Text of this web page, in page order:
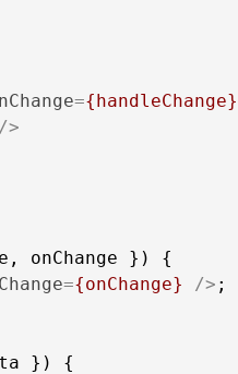
={handleChange}
>
onChange }
={onChange} /> ;
}